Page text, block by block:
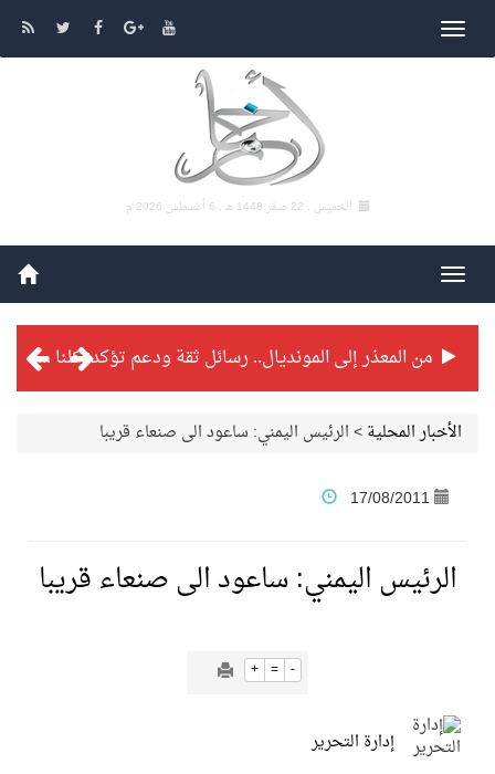
الخميس , 22 صفر 1448 هـ , 6 أغسطس 2026 م
من المعذر إلى المونديال.. رسائل ثقة ودعم تؤكد: كلنا مع الأخضر
فنّ المكاتب للتجارة توقّع اتفاقية شراكة مع أكاديمية الهلال
سيل الخير يروي ملاعب الكوكب
الأخبار المحلية>الرئيس اليمني: ساعود الى صنعاء قريبا
17/08/2011
الرئيس اليمني: ساعود الى صنعاء قريبا
+ = -
إدارة التحرير